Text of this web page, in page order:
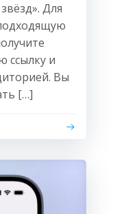
Для
ссылку и
Вы
[…]